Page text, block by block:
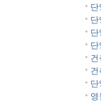
단
단
단
단
건
건
단
영